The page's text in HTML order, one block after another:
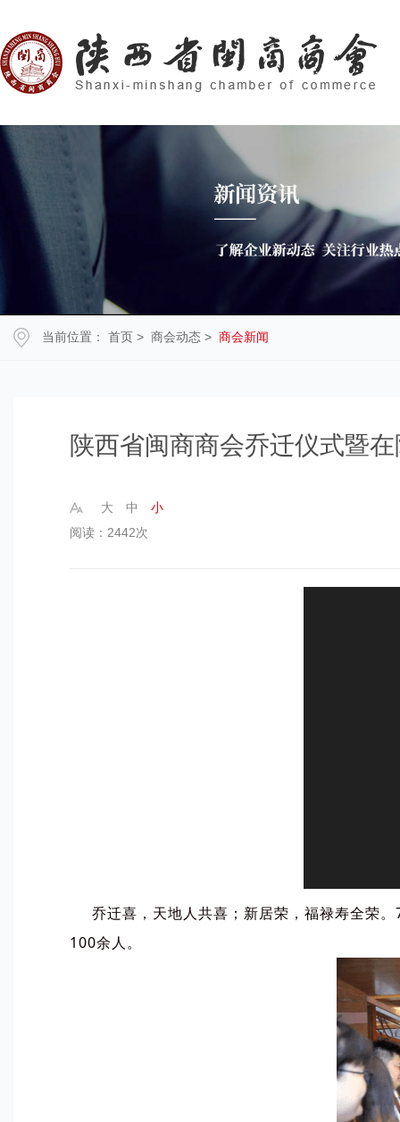
当前位置： 首页 > 商会动态 > 商会新闻
陕西省闽商商会乔迁仪式暨
大 中
小
阅读：2442次
乔迁喜，天地人共喜；新居荣，福禄寿全荣。
100余人。